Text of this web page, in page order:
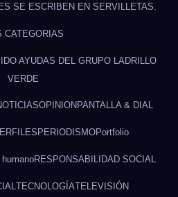
SE ESCRIBEN EN SERVILLETAS.
CATEGORIAS
AYUDAS DEL GRUPO LADRILLO
VERDE
OPINION PANTALLA & DIAL
PERIODISMOPortfolio
RESPONSABILIDAD SOCIAL
TECNOLOGÍATELEVISIÓN